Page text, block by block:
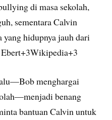
di masa sekolah,
sementara Calvin
yang hidupnya jauh dari
menghargai
benang
bantuan Calvin untuk